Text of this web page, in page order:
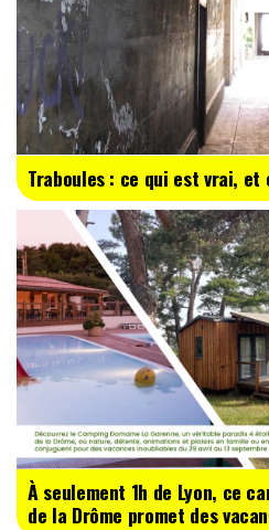
Traboules : ce qui est vrai, et
À seulement 1h de Lyon, ce
de la Drôme promet des